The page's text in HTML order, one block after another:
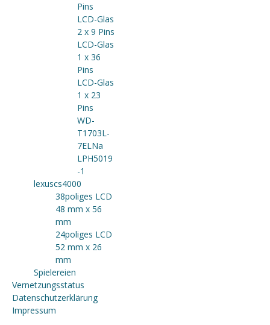
Pins
LCD-Glas
2 x 9 Pins
LCD-Glas
1 x 36
Pins
LCD-Glas
1 x 23
Pins
WD-
T1703L-
7ELNa
LPH5019
-1
lexuscs4000
38poliges LCD
48 mm x 56
mm
24poliges LCD
52 mm x 26
mm
Spielereien
Vernetzungsstatus
Datenschutzerklärung
Impressum